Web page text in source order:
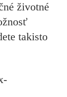
životné
takisto